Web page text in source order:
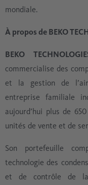
mondiale.
À propos de BEKO
BEKO
commercialise des
et la gestion de
entreprise familiale
aujourd’hui plus de
unités de vente et de
Son portefeuille
technologie des
et de contrôle de